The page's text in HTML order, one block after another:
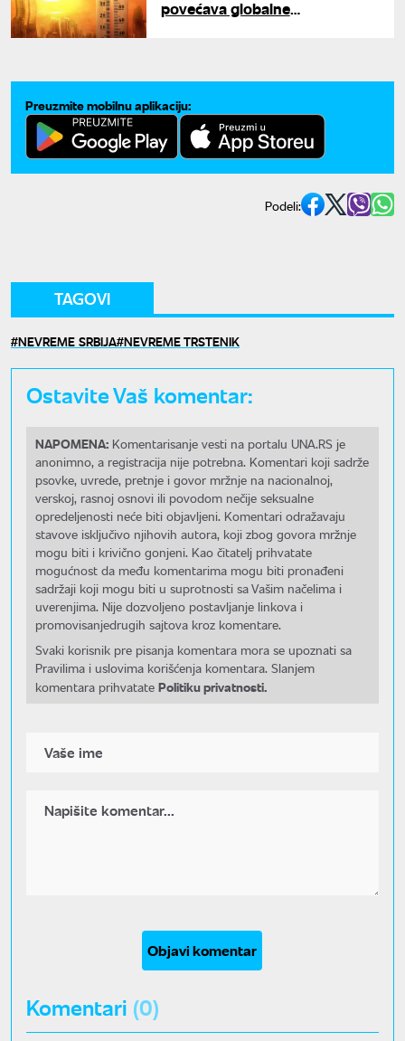
povećava globalne
Preuzmite mobilnu aplikaciju:
Podeli:
TAGOVI
NEVREME SRBIJA NEVREME TRSTENIK
Ostavite Vaš komentar:
NAPOMENA: Komentarisanje vesti na portalu UNA.RS je
anonimno, a registracija nije potrebna. Komentari koji sadrže
psovke, uvrede, pretnje i govor mržnje na nacionalnoj,
verskoj, rasnoj osnovi ili povodom nečije seksualne
opredeljenosti neće biti objavljeni. Komentari odražavaju
stavove isključivo njihovih autora, koji zbog govora mržnje
mogu biti i krivično gonjeni. Kao čitatelj prihvatate
mogućnost da među komentarima mogu biti pronađeni
sadržaji koji mogu biti u suprotnosti sa Vašim načelima i
uverenjima. Nije dozvoljeno postavljanje linkova i
promovisanjedrugih sajtova kroz komentare.
Svaki korisnik pre pisanja komentara mora se upoznati sa
Pravilima i uslovima korišćenja komentara. Slanjem
komentara prihvatate Politiku privatnosti.
Objavi komentar
Komentari (0)